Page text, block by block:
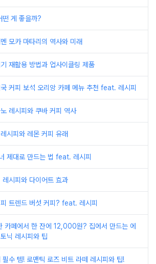
떤 게 좋을까?
모카 마타리의 역사와 미래
재활용 방법과 업사이클링 제품
커피 보석 오리앙 카페 메뉴 추천 feat. 레시피
레시피와 쿠바 커피 역사
시피와 레몬 커피 유래
제대로 만드는 법 feat. 레시피
레시피와 다이어트 효과
트렌드 버섯 커피? feat. 레시피
카페에서 한 잔에 12,000원? 집에서 만드는 에
닉 레시피와 팁
필수 템! 로맨틱 로즈 비트 라떼 레시피와 팁!